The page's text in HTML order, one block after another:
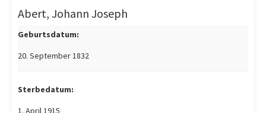
Abert, Johann Joseph
Geburtsdatum:
20. September 1832
Sterbedatum:
1. April 1915